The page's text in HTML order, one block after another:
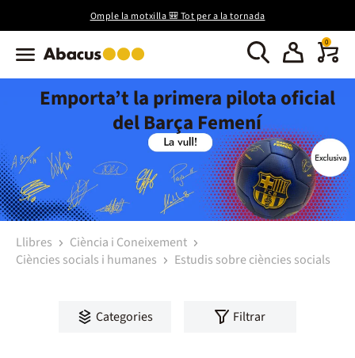
Omple la motxilla 🎒 Tot per a la tornada
0
Emporta’t la primera pilota oficial
del Barça Femení
Llibres
Ciència i Coneixement
Ciències socials i humanes
Estudis sobre ciències socials
Categories Filtrar